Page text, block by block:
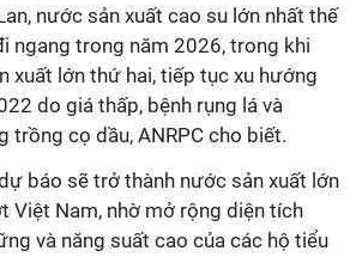
nước sản xuất cao su lớn nhất thế
ngang trong năm 2026, trong khi
xuất lớn thứ hai, tiếp tục xu hướng
do giá thấp, bệnh rụng lá và
trồng cọ dầu, ANRPC cho biết.
báo sẽ trở thành nước sản xuất lớn
Việt Nam, nhờ mở rộng diện tích
và năng suất cao của các hộ tiểu